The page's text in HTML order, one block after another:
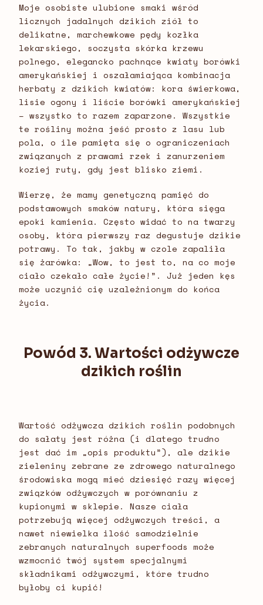
Moje osobiste ulubione smaki wśród
licznych jadalnych dzikich ziół to
delikatne, marchewkowe pędy kozłka
lekarskiego, soczysta skórka krzewu
polnego, elegancko pachnące kwiaty borówki
amerykańskiej i oszałamiająca kombinacja
herbaty z dzikich kwiatów: kora świerkowa,
lisie ogony i liście borówki amerykańskiej
– wszystko to razem zaparzone. Wszystkie
te rośliny można jeść prosto z lasu lub
pola, o ile pamięta się o ograniczeniach
związanych z prawami rzek i zanurzeniem
koziej ruty, gdy jest blisko ziemi.
Wierzę, że mamy genetyczną pamięć do
podstawowych smaków natury, która sięga
epoki kamienia. Często widać to na twarzy
osoby, która pierwszy raz degustuje dzikie
potrawy. To tak, jakby w czole zapaliła
się żarówka: „Wow, to jest to, na co moje
ciało czekało całe życie!”. Już jeden kęs
może uczynić cię uzależnionym do końca
życia.
Powód 3. Wartości odżywcze
dzikich roślin
Wartość odżywcza dzikich roślin podobnych
do sałaty jest różna (i dlatego trudno
jest dać im „opis produktu”), ale dzikie
zieleniny zebrane ze zdrowego naturalnego
środowiska mogą mieć dziesięć razy więcej
związków odżywczych w porównaniu z
kupionymi w sklepie. Nasze ciała
potrzebują więcej odżywczych treści, a
nawet niewielka ilość samodzielnie
zebranych naturalnych superfoods może
wzmocnić twój system specjalnymi
składnikami odżywczymi, które trudno
byłoby ci kupić!